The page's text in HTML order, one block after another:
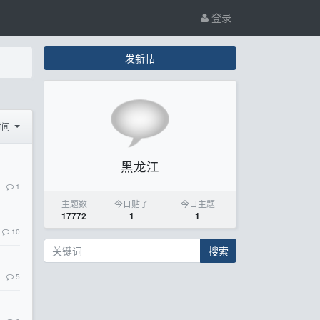
登录
1
10
5
发新帖
黑龙江
主题数
17772
今日贴子
1
今日主题
1
搜索